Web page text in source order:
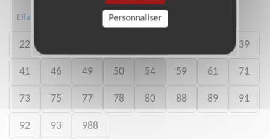
Effacer 13 15
22 39
41 46 49 50 54 59 61 71
73 75 77 78 80 88 89 91
92 93 988
Personnaliser